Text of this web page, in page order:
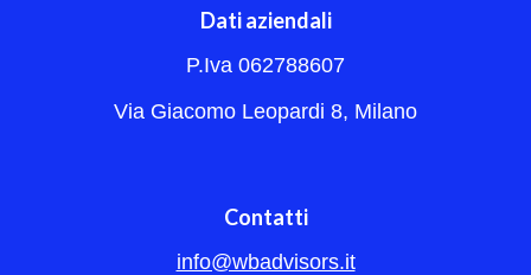
Dati aziendali
P.Iva 062788607
Via Giacomo Leopardi 8, Milano
Contatti
info@wbadvisors.it